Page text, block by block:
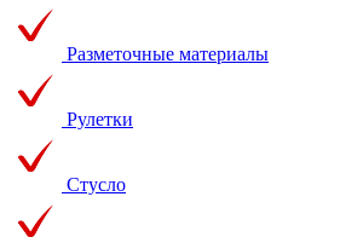
Разметочные материалы
Рулетки
Стусло